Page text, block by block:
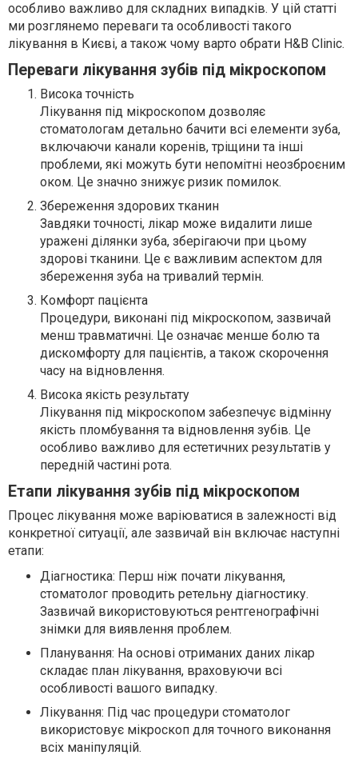
особливо важливо для складних випадків. У цій статті
ми розглянемо переваги та особливості такого
лікування в Києві, а також чому варто обрати H&B Clinic.
Переваги лікування зубів під мікроскопом
Висока точність
Лікування під мікроскопом дозволяє
стоматологам детально бачити всі елементи зуба,
включаючи канали коренів, тріщини та інші
проблеми, які можуть бути непомітні неозброєним
оком. Це значно знижує ризик помилок.
Збереження здорових тканин
Завдяки точності, лікар може видалити лише
уражені ділянки зуба, зберігаючи при цьому
здорові тканини. Це є важливим аспектом для
збереження зуба на тривалий термін.
Комфорт пацієнта
Процедури, виконані під мікроскопом, зазвичай
менш травматичні. Це означає менше болю та
дискомфорту для пацієнтів, а також скорочення
часу на відновлення.
Висока якість результату
Лікування під мікроскопом забезпечує відмінну
якість пломбування та відновлення зубів. Це
особливо важливо для естетичних результатів у
передній частині рота.
Етапи лікування зубів під мікроскопом
Процес лікування може варіюватися в залежності від
конкретної ситуації, але зазвичай він включає наступні
етапи:
Діагностика: Перш ніж почати лікування,
стоматолог проводить ретельну діагностику.
Зазвичай використовуються рентгенографічні
знімки для виявлення проблем.
Планування: На основі отриманих даних лікар
складає план лікування, враховуючи всі
особливості вашого випадку.
Лікування: Під час процедури стоматолог
використовує мікроскоп для точного виконання
всіх маніпуляцій.